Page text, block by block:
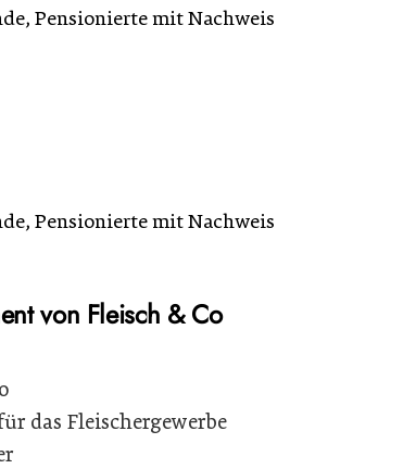
Pensionierte mit Nachweis
Pensionierte mit Nachweis
von Fleisch & Co
das Fleischergewerbe